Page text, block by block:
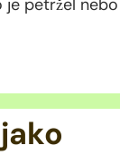
je petržel nebo